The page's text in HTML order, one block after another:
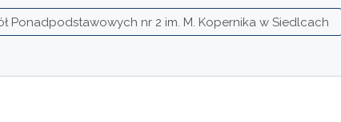
Ponadpodstawowych nr 2 im. M. Kopernika w Siedlcach